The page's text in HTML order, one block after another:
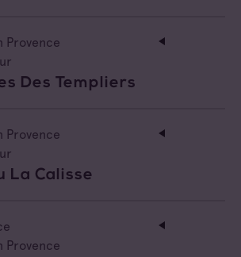
Provence
Des Templiers
Provence
La Calisse
Provence